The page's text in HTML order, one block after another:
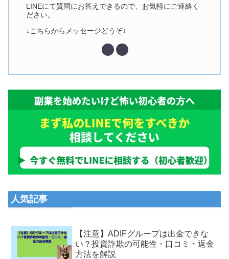
LINEにて質問にお答えできるので、お気軽にご連絡く
ださい。
↓こちらからメッセージどうぞ↓
人気記事
【注意】ADIFグループは出金できな
い？投資詐欺の可能性・口コミ・返金
方法を解説